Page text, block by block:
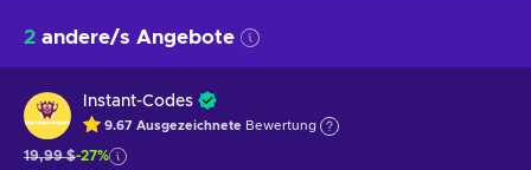
2 andere/s Angebote
Instant-Codes
9.67 Ausgezeichnete Bewertung
19,99 $-27%